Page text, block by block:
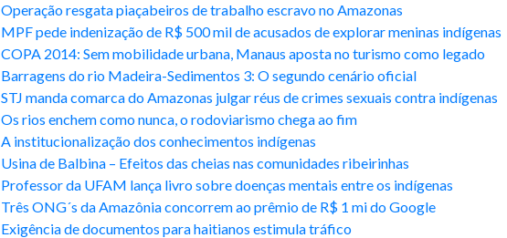
Operação resgata piaçabeiros de trabalho escravo no Amazonas
MPF pede indenização de R$ 500 mil de acusados de explorar meninas indígenas
COPA 2014: Sem mobilidade urbana, Manaus aposta no turismo como legado
Barragens do rio Madeira-Sedimentos 3: O segundo cenário oficial
STJ manda comarca do Amazonas julgar réus de crimes sexuais contra indígenas
Os rios enchem como nunca, o rodoviarismo chega ao fim
A institucionalização dos conhecimentos indígenas
Usina de Balbina – Efeitos das cheias nas comunidades ribeirinhas
Professor da UFAM lança livro sobre doenças mentais entre os indígenas
Três ONG´s da Amazônia concorrem ao prêmio de R$ 1 mi do Google
Exigência de documentos para haitianos estimula tráfico